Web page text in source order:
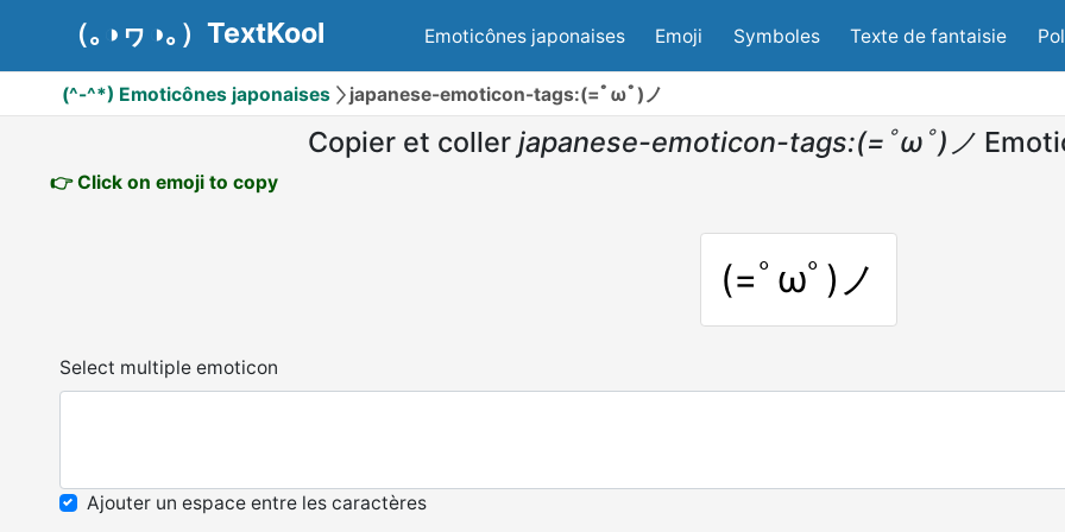
（｡◑ヮ◑｡）TextKool Emoticônes japonaises Emoji Symboles Texte de fantaisie
(^-^*) Emoticônes japonaises japanese-emoticon-tags:(=ﾟωﾟ)ノ
Copier et coller japanese-emoticon-tags:(=ﾟωﾟ)ノ
👉 Click on emoji to copy
(=ﾟωﾟ)ノ
Select multiple emoticon
Ajouter un espace entre les caractères